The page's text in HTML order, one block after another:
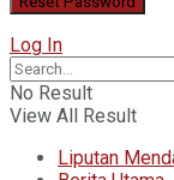
Log In
No Result
View All Result
Liputan